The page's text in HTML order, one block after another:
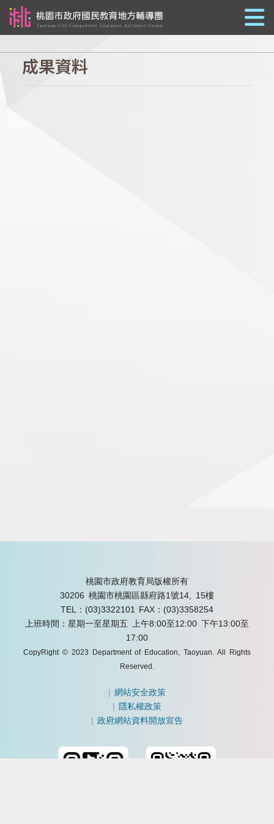
成果資料
桃園市政府教育局版權所有
30206 桃園市桃園區縣府路1號14, 15樓
TEL：(03)3322101
FAX：(03)3358254
上班時間：星期一至星期五 上午8:00至12:00 下午13:00至
17:00
CopyRight © 2023 Department of Education, Taoyuan. All Rights
Reserved.
|網站安全政策
| 隱私權政策
|政府網站資料開放宣告